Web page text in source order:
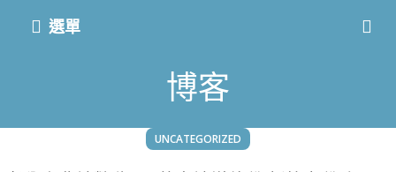
選單
博客
UNCATEGORIZED